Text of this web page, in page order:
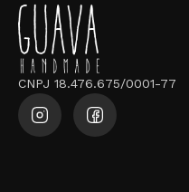
CNPJ 18.476.675/0001-77